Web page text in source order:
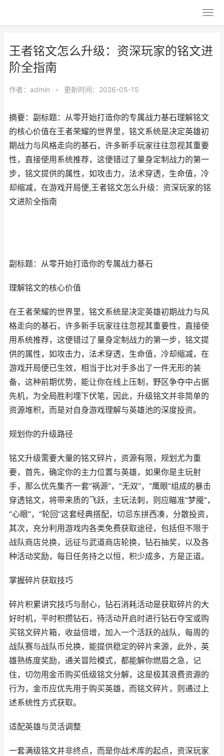
王者铭文怎么升级：资深玩家的铭文进
阶全指南
作者： admin • 更新时间：2026-05-15
摘要：副标题：从零开始打造你的专属战力基石理解铭文
的核心价值在王者荣耀的世界里，铭文系统是决定英雄初
期战力与风格走向的基石，许多新手玩家往往忽视其重要
性，直接使用系统推荐，这便错过了量身定制战力的第一
步，铭文提供的属性，如攻击力，法术穿透，生命值，冷
却缩减，在游戏开局便,王者铭文怎么升级：资深玩家的铭
文进阶全指南
副标题：从零开始打造你的专属战力基石
理解铭文的核心价值
在王者荣耀的世界里，铭文系统是决定英雄初期战力与风
格走向的基石，许多新手玩家往往忽视其重要性，直接使
用系统推荐，这便错过了量身定制战力的第一步，铭文提
供的属性，如攻击力，法术穿透，生命值，冷却缩减，在
游戏开局便已生效，相当于比对手多出了一件无形的装
备，这种前期优势，能让你在线上压制，野区争夺中占据
先机，为全局胜利埋下伏笔，因此，升级铭文并非简单的
资源堆积，而是对自身游戏理解与英雄池的深度投资。
规划你的升级路径
铭文升级需要大量的铭文碎片，资源有限，规划尤为重
要，首先，确定你的主力位置与英雄，如果你是主玩射
手，那么优先集齐一套“祸源”，“无双”，“鹰眼”组成的暴击
穿透铭文，将带来质的飞跃，主玩法刺，则应瞄准“梦魇”，
“心眼”，“轮回”这套经典搭配，切忌东拼西凑，分散投资，
其次，充分利用游戏内各类免费获取途径，包括但不限于
战队商店兑换，远征与武道商店轮换，钻石抽奖，以及各
种活动奖励，每日任务持之以恒，积少成多，方是正道。
掌握碎片获取技巧
碎片积累讲究技巧与耐心，钻石消耗活动是获取碎片的大
好时机，平时积攒钻石，待活动开启时进行钻石夺宝或购
买铭文碎片箱，收益倍增，加入一个活跃的战队，每周的
战队赛与战队币兑换，能提供稳定的碎片来源，此外，英
雄熟练度奖励，通关冒险模式，都能解你燃眉之急，记
住，切勿用金币购买低级铭文分解，这是极其浪费资源的
行为，金币应优先用于购买英雄，而铭文碎片，则通过上
述系统性方式获取。
适配英雄与灵活调整
一套满级铭文并非终点，而是你战术库的起点，资深玩家